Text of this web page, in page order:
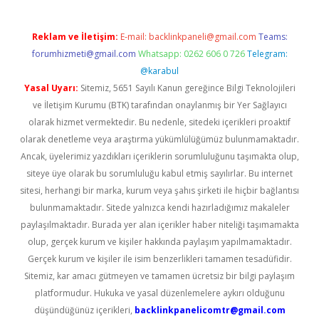
Reklam ve İletişim: E-mail: backlinkpaneli@gmail.com Teams:
forumhizmeti@gmail.com Whatsapp: 0262 606 0 726 Telegram:
@karabul
Yasal Uyarı: Sitemiz, 5651 Sayılı Kanun gereğince Bilgi Teknolojileri
ve İletişim Kurumu (BTK) tarafından onaylanmış bir Yer Sağlayıcı
olarak hizmet vermektedir. Bu nedenle, sitedeki içerikleri proaktif
olarak denetleme veya araştırma yükümlülüğümüz bulunmamaktadır.
Ancak, üyelerimiz yazdıkları içeriklerin sorumluluğunu taşımakta olup,
siteye üye olarak bu sorumluluğu kabul etmiş sayılırlar. Bu internet
sitesi, herhangi bir marka, kurum veya şahıs şirketi ile hiçbir bağlantısı
bulunmamaktadır. Sitede yalnızca kendi hazırladığımız makaleler
paylaşılmaktadır. Burada yer alan içerikler haber niteliği taşımamakta
olup, gerçek kurum ve kişiler hakkında paylaşım yapılmamaktadır.
Gerçek kurum ve kişiler ile isim benzerlikleri tamamen tesadüfidir.
Sitemiz, kar amacı gütmeyen ve tamamen ücretsiz bir bilgi paylaşım
platformudur. Hukuka ve yasal düzenlemelere aykırı olduğunu
düşündüğünüz içerikleri, backlinkpanelicomtr@gmail.com